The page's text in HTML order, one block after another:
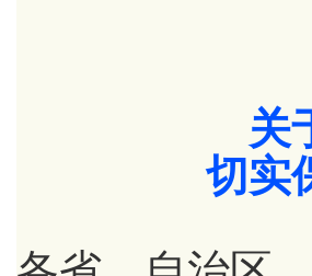
关
切实